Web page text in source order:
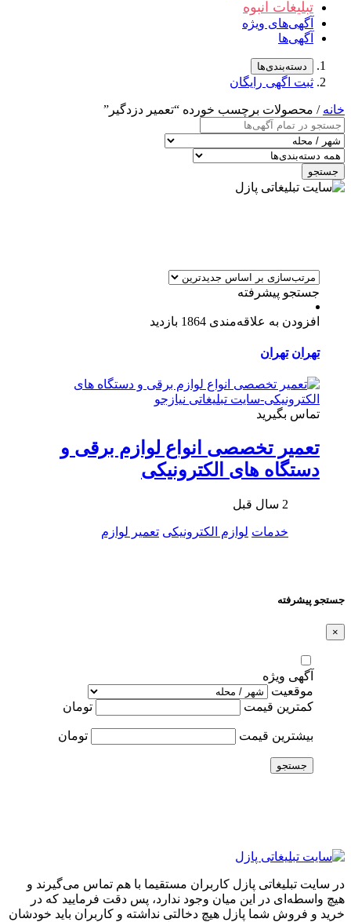
تبلیغات انبوه
آگهی‌های ویژه
آگهی‌ها
دسته‌بندی‌ها
ثبت اگهی رایگان
خانه / محصولات برچسب خورده “تعمیر دزدگیر”
جستجو
جستجو پیشرفته
افزودن به علاقه‌مندی 1864 بازدید
تهران تهران
تماس بگیرید
تعمیر تخصصی انواع لوازم برقی و
دستگاه های الکترونیکی
2 سال قبل
خدمات لوازم الکترونیکی تعمیر لوازم
جستجو پیشرفته
×
آگهی ویژه
موقعیت
کمترین قیمت
تومان
بیشترین قیمت تومان
جستجو
در سایت تبلیغاتی پازل کاربران مستقیما با هم تماس می‌گیرند و
هیچ واسطه‌ای در این میان وجود ندارد، پس دقت فرمایید که در
خرید و فروشِ شما پازل هیچ دخالتی نداشته و کاربران باید خودشان